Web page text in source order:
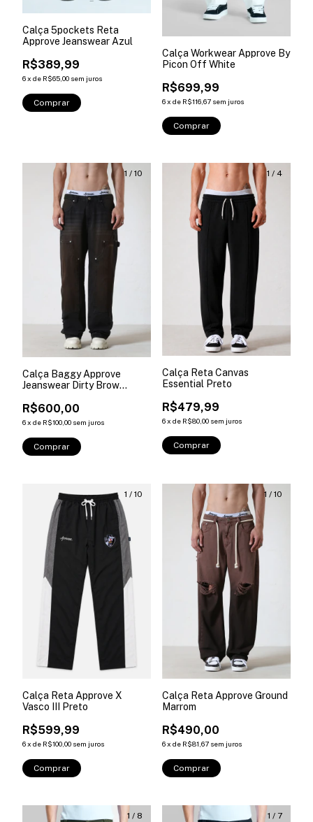
Calça 5pockets Reta
Approve Jeanswear Azul
R$389,99
6x de R$65,00 sem juros
Comprar
Calça Workwear Approve By
Picon Off White
R$699,99
6x de R$116,67 sem juros
Comprar
1 / 10
Calça Baggy Approve
Jeanswear Dirty Brow
R$600,00
6x de R$100,00 sem juros
Comprar
1 / 4
Calça Reta Canvas
Essential Preto
R$479,99
6x de R$80,00 sem juros
Comprar
1 / 10
Calça Reta Approve X
Vasco III Preto
R$599,99
6x de R$100,00 sem juros
Comprar
1 / 10
Calça Reta Approve Ground
Marrom
R$490,00
6x de R$81,67 sem juros
Comprar
1 / 8 1 / 7